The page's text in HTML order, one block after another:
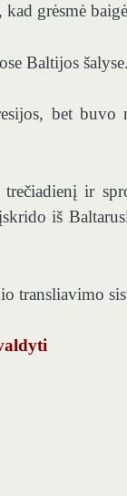
grėsmė
Baltijos šalyse.
bet buvo
ir
iš
transliavimo